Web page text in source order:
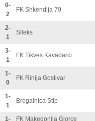
0-
2
FK Shkendija 79
2-
1
Sileks
3-
1
FK Tikves Kavadarci
1-
0
FK Rinija Gostivar
1-
1
Bregalnica Stip
1-
FK Makedonija Gjorce